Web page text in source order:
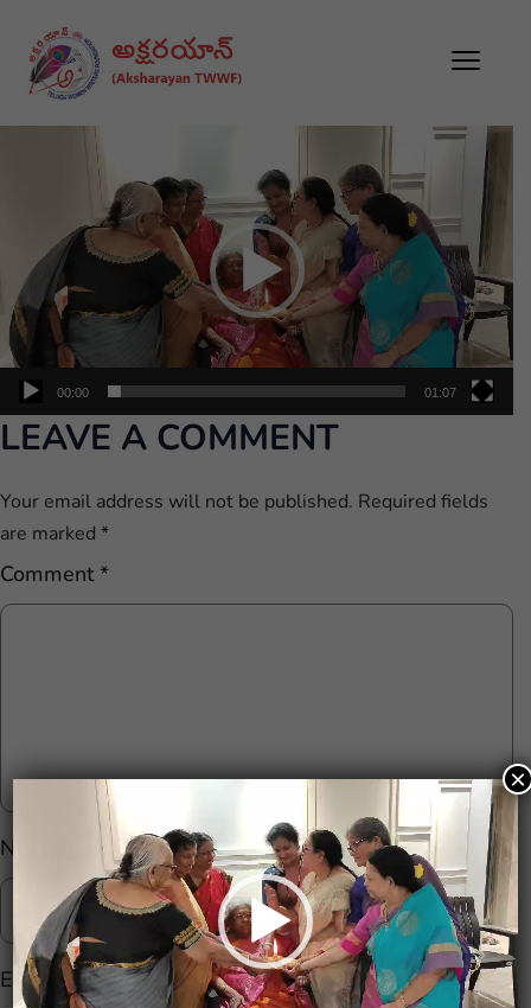
00:00 01:07
LEAVE A COMMENT
Your email address will not be published. Required fields
are marked *
Comment*
Name
Email *
Video
Player
×